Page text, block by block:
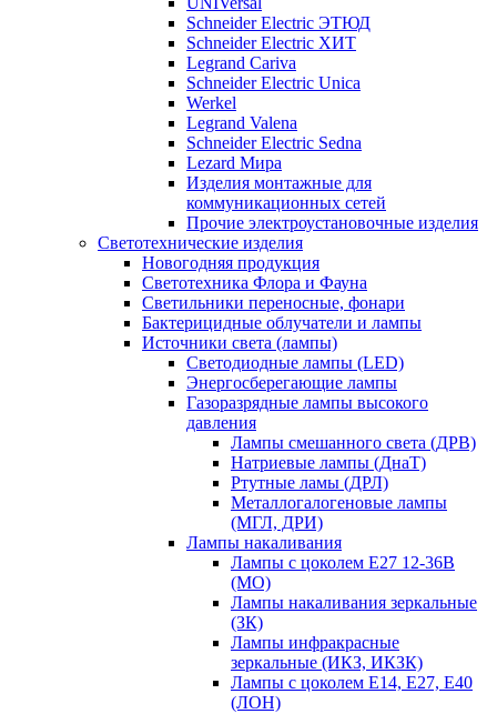
Schneider Electric ЭТЮД
Schneider Electric ХИТ
Legrand Cariva
Schneider Electric Unica
Werkel
Legrand Valena
Schneider Electric Sedna
Lezard Мира
Изделия монтажные для
коммуникационных сетей
Прочие электроустановочные изделия
Светотехнические изделия
Новогодняя продукция
Светотехника Флора и Фауна
Светильники переносные, фонари
Бактерицидные облучатели и лампы
Источники света (лампы)
Светодиодные лампы (LED)
Энергосберегающие лампы
Газоразрядные лампы высокого
давления
Лампы смешанного света (ДРВ)
Натриевые лампы (ДнаТ)
Ртутные ламы (ДРЛ)
Металлогалогеновые лампы
(МГЛ, ДРИ)
Лампы накаливания
Лампы с цоколем Е27 12-36В
(МО)
Лампы накаливания зеркальные
(ЗК)
Лампы инфракрасные
зеркальные (ИКЗ, ИКЗК)
Лампы с цоколем Е14, Е27, Е40
(ЛОН)